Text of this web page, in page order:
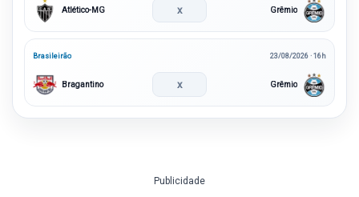
Atlético-MG x Grêmio
Brasileirão 23/08/2026 · 16h
Bragantino x Grêmio
Publicidade